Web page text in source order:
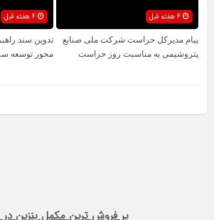
4 هفته قبل
پیام مدیرکل حراست شرکت ملی صنایع
پتروشیمی به مناسبت روز حراست
تدوین سند
محور توسعه
پر فروش ترین مکمل بنزین در